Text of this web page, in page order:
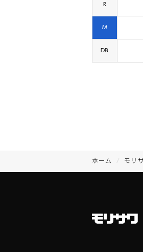
R
M
DB
ホーム モリ